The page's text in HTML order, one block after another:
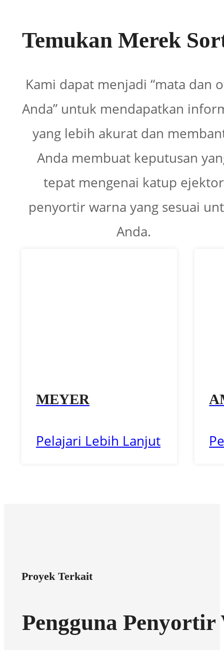
Temukan Merek
Kami dapat menjadi “mata dan
Anda” untuk mendapatkan
yang lebih akurat dan
Anda membuat keputusan
tepat mengenai katup ejektor
penyortir warna yang sesuai
Anda.
MEYER
Pelajari Lebih Lanjut
Proyek Terkait
Pengguna